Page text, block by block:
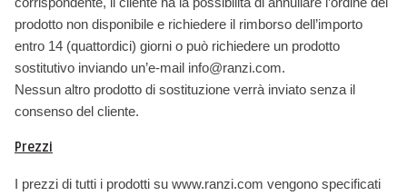
prodotto non disponibile e richiedere il rimborso dell’importo
entro 14 (quattordici) giorni o può richiedere un prodotto
sostitutivo inviando un’e-mail info@ranzi.com.
Nessun altro prodotto di sostituzione verrà inviato senza il
consenso del cliente.
Prezzi
I prezzi di tutti i prodotti su www.ranzi.com vengono specificati